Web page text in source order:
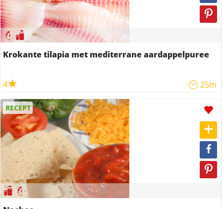
Krokante tilapia met mediterrane aardappelpuree
4 25m
RECEPT